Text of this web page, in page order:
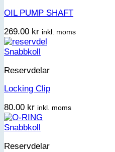
OIL PUMP SHAFT
269.00 kr inkl. moms
Snabbkoll
Reservdelar
Locking Clip
80.00 kr inkl. moms
Snabbkoll
Reservdelar